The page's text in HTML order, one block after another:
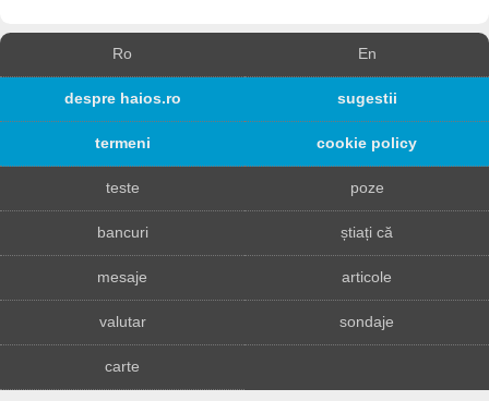
Ro En
despre haios.ro sugestii
termeni cookie policy
teste poze
bancuri știați că
mesaje articole
valutar sondaje
carte